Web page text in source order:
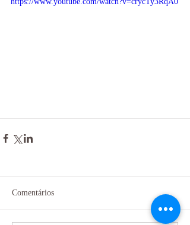
Comentários